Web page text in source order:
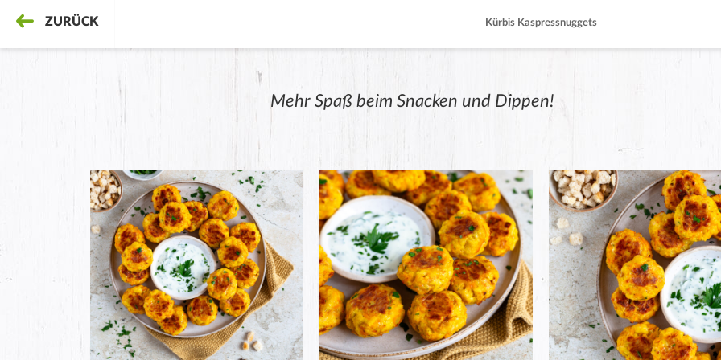
ZURÜCK Kürbis Kaspressnuggets
Mehr Spaß beim Snacken und Dippen!